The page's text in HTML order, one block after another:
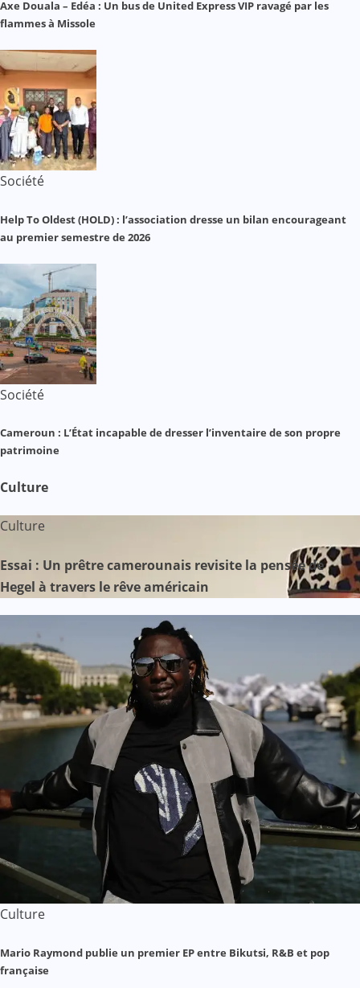
Axe Douala – Edéa : Un bus de United Express VIP ravagé par les
flammes à Missole
Société
Help To Oldest (HOLD) : l’association dresse un bilan encourageant
au premier semestre de 2026
Société
Cameroun : L’État incapable de dresser l’inventaire de son propre
patrimoine
Culture
Culture
Essai : Un prêtre camerounais revisite la pensée de
Hegel à travers le rêve américain
Culture
Mario Raymond publie un premier EP entre Bikutsi, R&B et pop
française